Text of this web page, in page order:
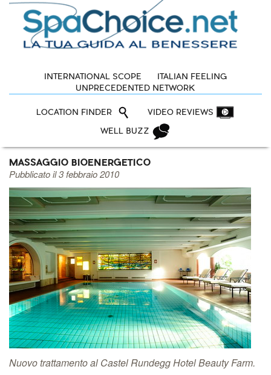
INTERNATIONAL SCOPE
ITALIAN FEELING
UNPRECEDENTED NETWORK
LOCATION FINDER VIDEO REVIEWS
WELL BUZZ
MASSAGGIO BIOENERGETICO
Pubblicato il 3 febbraio 2010
Nuovo trattamento al Castel Rundegg Hotel Beauty Farm.